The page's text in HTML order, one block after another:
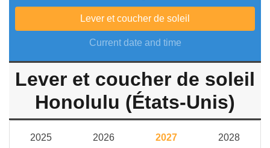
Lever et coucher de soleil
Current date and time
Lever et coucher de soleil
Honolulu (États-Unis)
2025 2026 2027 2028